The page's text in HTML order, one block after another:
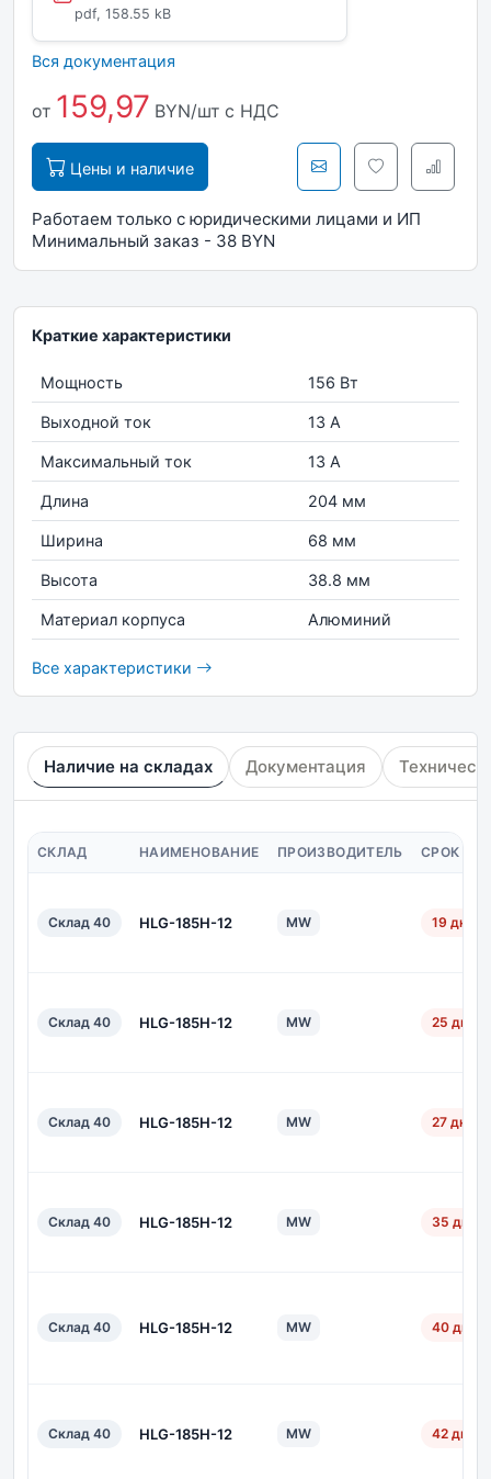
pdf, 158.55 kB
Вся документация
от 159,97 BYN/шт с НДС
Цены и наличие
Работаем только с юридическими лицами и ИП
Минимальный заказ - 38 BYN
Краткие характеристики
Мощность 156 Вт
Выходной ток 13 А
Максимальный ток 13 А
Длина 204 мм
Ширина 68 мм
Высота 38.8 мм
Материал корпуса Алюминий
Все характеристики
Наличие на складах Документация
СКЛАД НАИМЕНОВАНИЕ ПРОИЗВОДИТЕЛЬ СРОК
Склад 40 HLG-185H-12 MW 19 дн.
Склад 40 HLG-185H-12 MW 25 дн.
Склад 40 HLG-185H-12 MW 27 дн.
Склад 40 HLG-185H-12 MW 35 дн.
Склад 40 HLG-185H-12 MW 40 дн.
Склад 40 HLG-185H-12 MW 42 дн.